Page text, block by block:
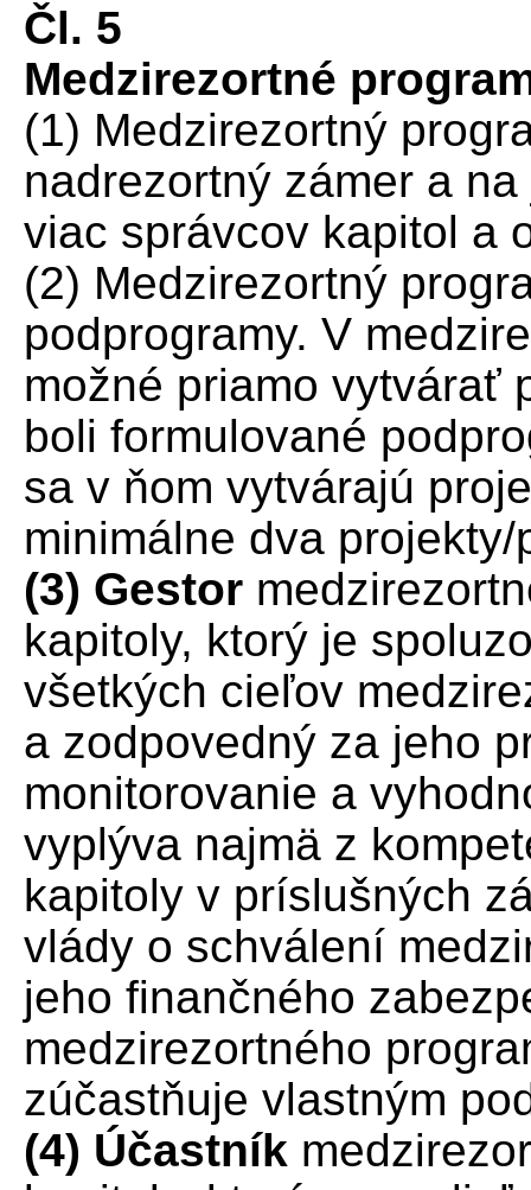
Čl. 5
Medzirezortné
(1) Medzirezortný
nadrezortný zámer a
viac správcov kapitol a
(2) Medzirezortný
podprogramy. V
možné priamo vytvárať
boli formulované
sa v ňom vytvárajú
minimálne dva projekty/
(3) Gestor
kapitoly, ktorý je
všetkých cieľov
a zodpovedný za jeho
monitorovanie a
vyplýva najmä z
kapitoly v príslušných
vlády o schválení
jeho finančného
medzirezortného
zúčastňuje vlastným
(4) Účastník